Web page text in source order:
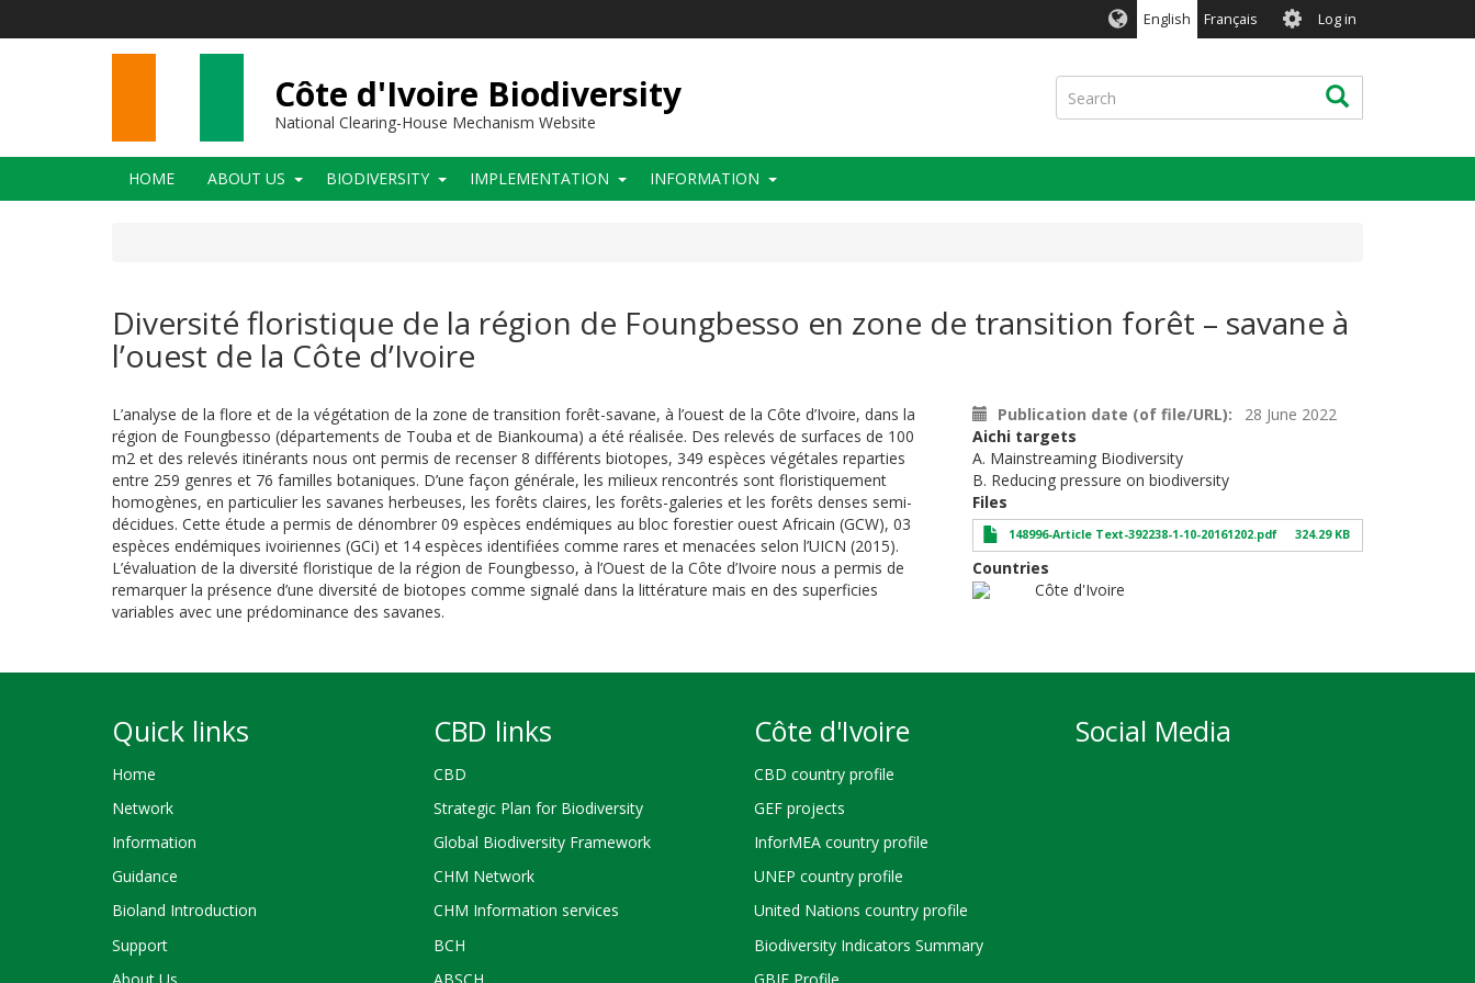
English Français User
account
menu
Log in
Côte d'Ivoire Biodiversity
National Clearing-House Mechanism Website
Search Search
Main
navigation
HOME ABOUT US BIODIVERSITY IMPLEMENTATION INFORMATION
Diversité floristique de la région de Foungbesso en zone de transition forêt – savane à
l’ouest de la Côte d’Ivoire
L’analyse de la flore et de la végétation de la zone de transition forêt-savane, à l’ouest de la Côte d’Ivoire, dans la
région de Foungbesso (départements de Touba et de Biankouma) a été réalisée. Des relevés de surfaces de 100
m2 et des relevés itinérants nous ont permis de recenser 8 différents biotopes, 349 espèces végétales reparties
entre 259 genres et 76 familles botaniques. D’une façon générale, les milieux rencontrés sont floristiquement
homogènes, en particulier les savanes herbeuses, les forêts claires, les forêts-galeries et les forêts denses semi-
décidues. Cette étude a permis de dénombrer 09 espèces endémiques au bloc forestier ouest Africain (GCW), 03
espèces endémiques ivoiriennes (GCi) et 14 espèces identifiées comme rares et menacées selon l’UICN (2015).
L’évaluation de la diversité floristique de la région de Foungbesso, à l’Ouest de la Côte d’Ivoire nous a permis de
remarquer la présence d’une diversité de biotopes comme signalé dans la littérature mais en des superficies
variables avec une prédominance des savanes.
Publication date (of file/URL)
28 June 2022
Aichi targets
A. Mainstreaming Biodiversity
B. Reducing pressure on biodiversity
Files
148996-Article Text-392238-1-10-20161202.pdf 324.29 KB
Countries
Côte d'Ivoire
Quick links
Home
Network
Information
Guidance
Bioland Introduction
Support
CBD links
CBD
Strategic Plan for Biodiversity
Global Biodiversity Framework
CHM Network
CHM Information services
BCH
Côte d'Ivoire
CBD country profile
GEF projects
InforMEA country profile
UNEP country profile
United Nations country profile
Biodiversity Indicators Summary
Social Media